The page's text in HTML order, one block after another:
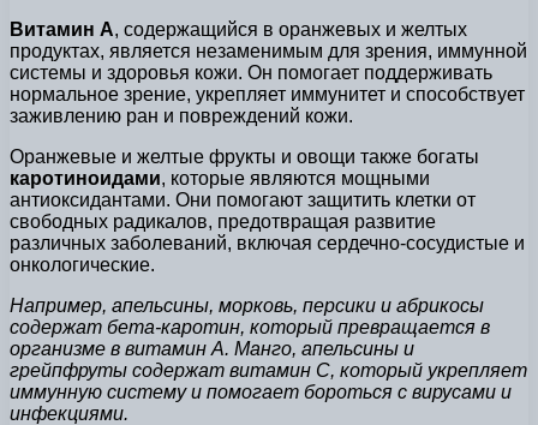
Витамин А, содержащийся в оранжевых и желтых
продуктах, является незаменимым для зрения, иммунной
системы и здоровья кожи. Он помогает поддерживать
нормальное зрение, укрепляет иммунитет и способствует
заживлению ран и повреждений кожи.
Оранжевые и желтые фрукты и овощи также богаты
каротиноидами, которые являются мощными
антиоксидантами. Они помогают защитить клетки от
свободных радикалов, предотвращая развитие
различных заболеваний, включая сердечно-сосудистые и
онкологические.
Например, апельсины, морковь, персики и абрикосы
содержат бета-каротин, который превращается в
организме в витамин А. Манго, апельсины и
грейпфруты содержат витамин С, который укрепляет
иммунную систему и помогает бороться с вирусами и
инфекциями.